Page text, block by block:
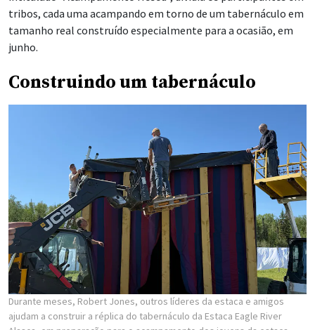
tribos, cada uma acampando em torno de um tabernáculo em
tamanho real construído especialmente para a ocasião, em
junho.
Construindo um tabernáculo
Durante meses, Robert Jones, outros líderes da estaca e amigos
ajudam a construir a réplica do tabernáculo da Estaca Eagle River